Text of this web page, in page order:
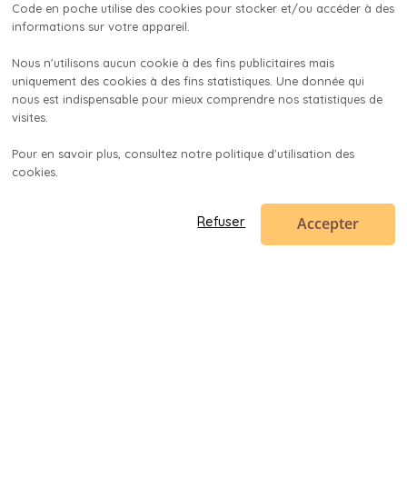
Code en poche utilise des cookies pour stocker et/ou accéder à des
informations sur votre appareil.
Nous n'utilisons aucun cookie à des fins publicitaires mais
uniquement des cookies à des fins statistiques. Une donnée qui
nous est indispensable pour mieux comprendre nos statistiques de
visites.
Pour en savoir plus, consultez notre politique d'utilisation des
cookies.
Refuser Accepter